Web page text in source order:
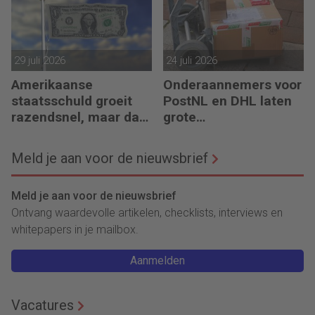
29 juli 2026
Amerikaanse
staatsschuld groeit
razendsnel, maar dat
24 juli 2026
Onderaannemers voor
PostNL en DHL laten
grote
achter
Meld je aan voor de nieuwsbrief
Meld je aan voor de nieuwsbrief
Ontvang waardevolle artikelen, checklists, interviews en
whitepapers in je mailbox.
Aanmelden
Vacatures